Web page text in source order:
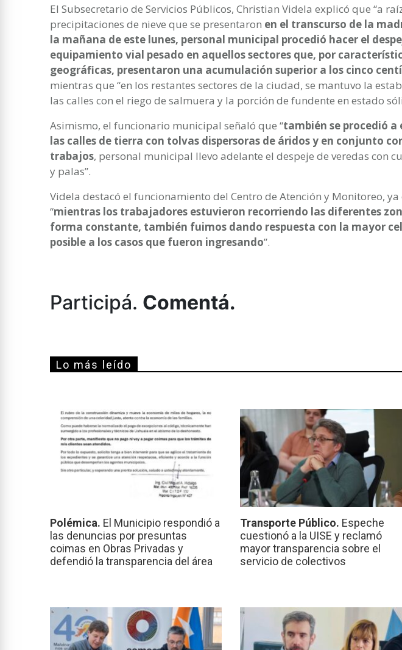
El Subsecretario de Servicios Públicos, Christian Videla explicó que “a
precipitaciones de nieve que se presentaron en el transcurso de la
la mañana de este lunes, personal municipal procedió hacer el
equipamiento vial pesado en aquellos sectores que, por
geográficas, presentaron una acumulación superior a los cinco
mientras que “en los restantes sectores de la ciudad, se mantuvo la
las calles con el riego de salmuera y la porción de fundente en estado
Asimismo, el funcionario municipal señaló que “también se procedió a
las calles de tierra con tolvas dispersoras de áridos y en conjunto
trabajos, personal municipal llevo adelante el despeje de veredas con
y palas”.
Videla destacó el funcionamiento del Centro de Atención y Monitoreo, ya
“mientras los trabajadores estuvieron recorriendo las diferentes
forma constante, también fuimos dando respuesta con la mayor
posible a los casos que fueron ingresando”.
Participá. Comentá.
Lo más leído
Polémica. El Municipio respondió a
las denuncias por presuntas
coimas en Obras Privadas y
defendió la transparencia del área
Transporte Público. Espeche
cuestionó a la UISE y reclamó
mayor transparencia sobre el
servicio de colectivos